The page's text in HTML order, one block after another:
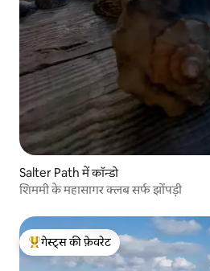
Salter Path में कॉन्डो
शिममी के महासागर क्लब सर्फ झोंपड़ी
गेस्ट्स का टॉप फ़ेवरेट
गेस्ट्स की फ़ेवरेट